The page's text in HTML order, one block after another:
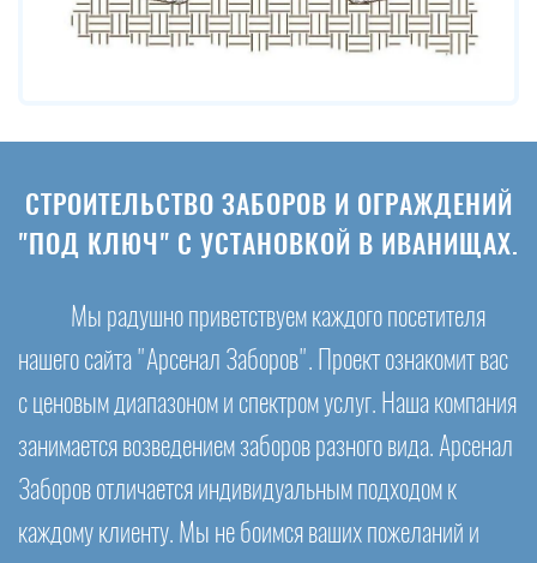
СТРОИТЕЛЬСТВО ЗАБОРОВ И ОГРАЖДЕНИЙ
"ПОД КЛЮЧ" С УСТАНОВКОЙ В ИВАНИЩАХ.
Мы радушно приветствуем каждого посетителя
нашего сайта "Арсенал Заборов". Проект ознакомит вас
с ценовым диапазоном и спектром услуг. Наша компания
занимается возведением заборов разного вида. Арсенал
Заборов отличается индивидуальным подходом к
каждому клиенту. Мы не боимся ваших пожеланий и